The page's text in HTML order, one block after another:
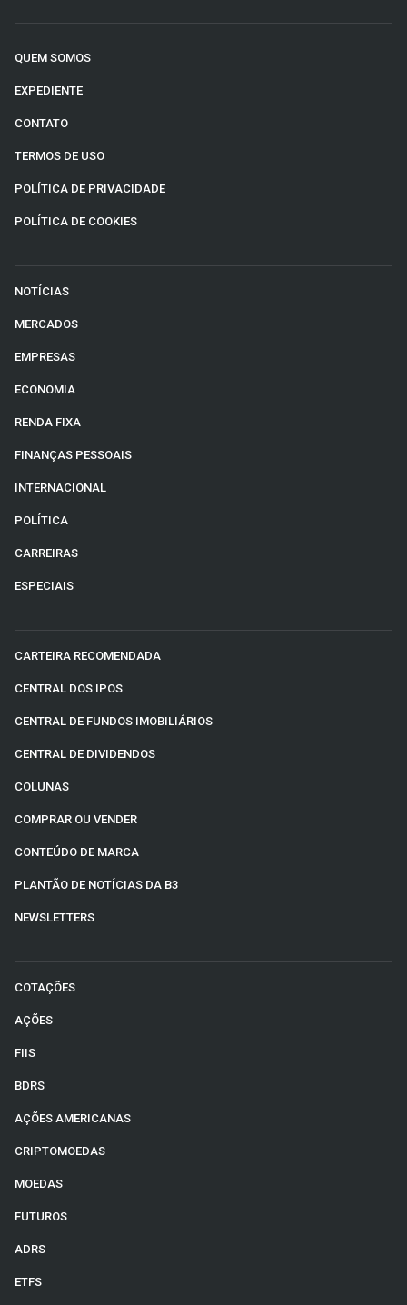
QUEM SOMOS
EXPEDIENTE
CONTATO
TERMOS DE USO
POLÍTICA DE PRIVACIDADE
POLÍTICA DE COOKIES
NOTÍCIAS
MERCADOS
EMPRESAS
ECONOMIA
RENDA FIXA
FINANÇAS PESSOAIS
INTERNACIONAL
POLÍTICA
CARREIRAS
ESPECIAIS
CARTEIRA RECOMENDADA
CENTRAL DOS IPOS
CENTRAL DE FUNDOS IMOBILIÁRIOS
CENTRAL DE DIVIDENDOS
COLUNAS
COMPRAR OU VENDER
CONTEÚDO DE MARCA
PLANTÃO DE NOTÍCIAS DA B3
NEWSLETTERS
COTAÇÕES
AÇÕES
FIIS
BDRS
AÇÕES AMERICANAS
CRIPTOMOEDAS
MOEDAS
FUTUROS
ADRS
ETFS